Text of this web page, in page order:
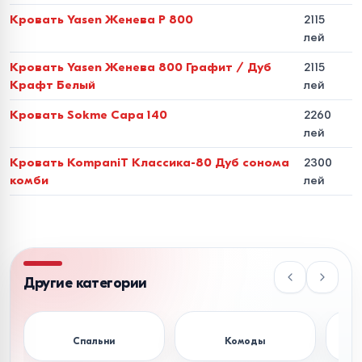
циклов по тесту Мартиндейла (эффект
«Антикоготь»). Модели из экокожи обеспечивают
абсолютную гипоаллергенность и очищаются
простой влажной салфеткой.
Стандарты размеров и
нормы эргономики для
спальни
должны соответствовать площади помещения:
спального
места (см)
габариты
каркаса (см)
спальни
в
Кровать Yasen Женева P 800
2115
лей
Кровать Yasen Женева 800 Графит / Дуб
Крафт Белый
2115
лей
Кровать Sokme Сара 140
2260
лей
Кровать KompaniT Классика-80 Дуб сонома
комби
2300
лей
Другие категории
Спальни Комоды